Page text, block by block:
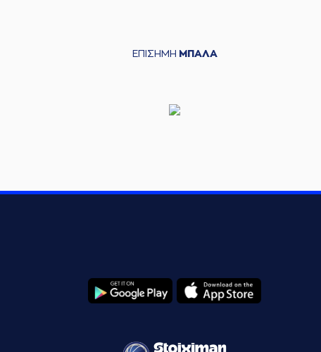
ΕΠΙΣΗΜΗ ΜΠΑΛΑ